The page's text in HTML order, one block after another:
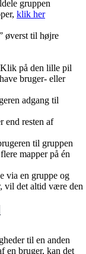
gruppen
klik her
øverst til højre
Klik på den lille pil
bruger- eller
adgang til
end resten af
til gruppen
mapper på én
via en gruppe og
vil det altid være den
til en anden
en bruger, kan det